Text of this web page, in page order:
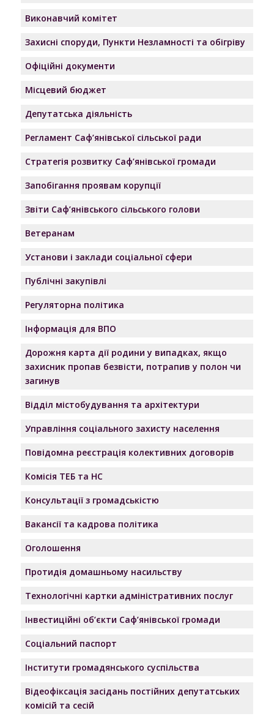
Виконавчий комітет
Захисні споруди, Пункти Незламності та обігріву
Офіційні документи
Місцевий бюджет
Депутатська діяльність
Регламент Саф’янівської сільської ради
Стратегія розвитку Саф’янівської громади
Запобігання проявам корупції
Звіти Саф’янівського сільського голови
Ветеранам
Установи і заклади соціальної сфери
Публічні закупівлі
Регуляторна політика
Інформація для ВПО
Дорожня карта дії родини у випадках, якщо
захисник пропав безвісти, потрапив у полон чи
загинув
Відділ містобудування та архітектури
Управління соціального захисту населення
Повідомна реєстрація колективних договорів
Комісія ТЕБ та НС
Консультації з громадськістю
Вакансії та кадрова політика
Оголошення
Протидія домашньому насильству
Технологічні картки адміністративних послуг
Інвестиційні об’єкти Саф’янівської громади
Соціальний паспорт
Інститути громадянського суспільства
Відеофіксація засідань постійних депутатських
комісій та сесій